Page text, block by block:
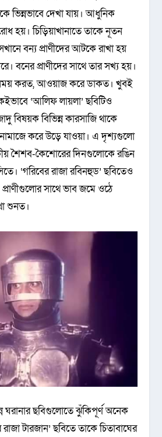
ভিন্নভাবে দেখা যায়। আধুনিক
হয়। চিড়িয়াখানাতে তাকে নূতন
বন্য প্রাণীদের আটকে রাখা হয়
বনের প্রাণীদের সাথে তার সখ্য হয়।
করত, আওয়াজ করে ডাকত। খুবই
‘আলিফ লায়লা’ ছবিটিও
বিষয়ক বিভিন্ন কারসাজি থাকে
করে উড়ে যাওয়া। এ দৃশ্যগুলো
শৈশব-কৈশোরের দিনগুলোকে রঙিন
‘গরিবের রাজা রবিনহুড’ ছবিতেও
সাথে ভাব জমে ওঠে
শুনত।
ঘরানার ছবিগুলোতে ঝুঁকিপূর্ণ অনেক
টারজান’ ছবিতে তাকে চিতাবাঘের